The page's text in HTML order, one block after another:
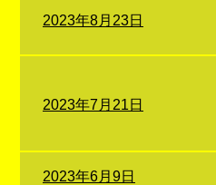
2023年8月23日
2023年7月21日
2023年6月9日